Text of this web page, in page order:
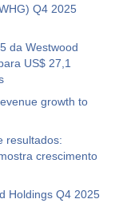
Q4 2025
da Westwood
US$ 27,1
growth to
resultados:
crescimento
Holdings Q4 2025